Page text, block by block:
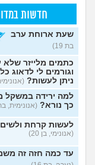
חדשות
שעת ארוחת ערב
בת 19)
כתמים מלייזר שלא
וגורמים לי לדאוג
ניתן לעשות?
למה ירידה במשקל
כך נורא? (אנונימית, בת
לעשות קרחת
(אנונימי, בן 20)
עד כמה חזה זה